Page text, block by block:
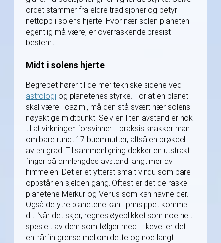
ordet stammer fra eldre tradisjoner og betyr
nettopp i solens hjerte. Hvor nær solen planeten
egentlig må være, er overraskende presist
bestemt.
Midt i solens hjerte
Begrepet hører til de mer tekniske sidene ved
astrologi og planetenes styrke. For at en planet
skal være i cazimi, må den stå svært nær solens
nøyaktige midtpunkt. Selv en liten avstand er nok
til at virkningen forsvinner. I praksis snakker man
om bare rundt 17 bueminutter, altså en brøkdel
av en grad. Til sammenligning dekker en utstrakt
finger på armlengdes avstand langt mer av
himmelen. Det er et ytterst smalt vindu som bare
oppstår en sjelden gang. Oftest er det de raske
planetene Merkur og Venus som kan havne der.
Også de ytre planetene kan i prinsippet komme
dit. Når det skjer, regnes øyeblikket som noe helt
spesielt av dem som følger med. Likevel er det
en hårfin grense mellom dette og noe langt